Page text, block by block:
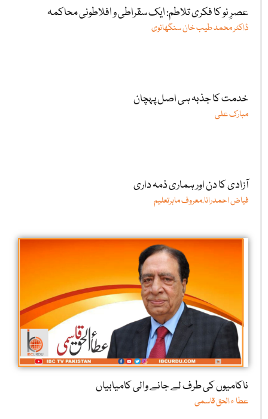
عصرِ نو کا فکری تلاطم: ایک سقراطی و افلاطونی محاکمہ
ڈاکٹر محمد طیب خان سنگھانوی
خدمت کا جذبہ ہی اصل پہچان
مبارک علی
آزادی کا دن اور ہماری ذمہ داری
فیاض احمدرانا،معروف ماہرتعلیم
ناکامیوں کی طرف لے جانے والی کامیابیاں
عطا ء الحق قاسمی